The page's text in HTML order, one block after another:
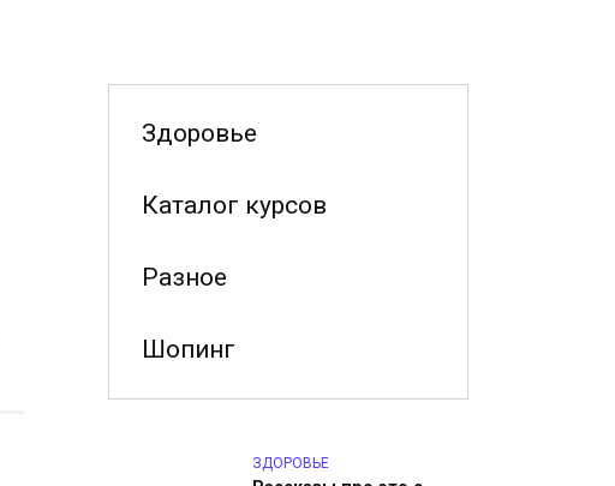
Здоровье
Каталог курсов
Разное
Шопинг
ЗДОРОВЬЕ